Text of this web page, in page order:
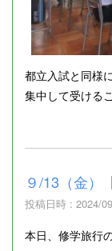
都立入試と同様
集中して受ける
９/13（金）
投稿日時 : 2024/
本日、修学旅行